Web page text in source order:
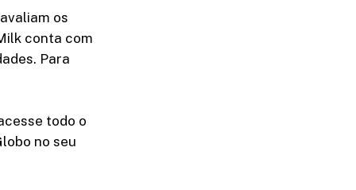
os
conta com
Para
todo o
no seu